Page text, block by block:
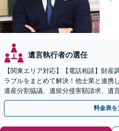
遺言執行者の選任
【関東エリア対応】【電話相談】財産
ラブルをまとめて解決！他士業と連携
遺産分割協議、遺留分侵害額請求、遺
明確な料金体系【オンライン面談可能
料金表を